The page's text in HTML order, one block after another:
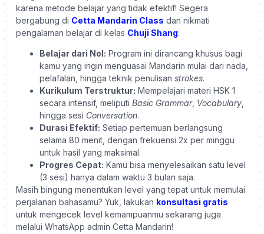
karena metode belajar yang tidak efektif! Segera
bergabung di Cetta Mandarin Class dan nikmati
pengalaman belajar di kelas Chuji Shang:
Belajar dari Nol: Program ini dirancang khusus bagi
kamu yang ingin menguasai Mandarin mulai dari nada,
pelafalan, hingga teknik penulisan strokes.
Kurikulum Terstruktur: Mempelajari materi HSK 1
secara intensif, meliputi Basic Grammar, Vocabulary
hingga sesi Conversation.
Durasi Efektif: Setiap pertemuan berlangsung
selama 80 menit, dengan frekuensi 2x per minggu
untuk hasil yang maksimal.
Progres Cepat: Kamu bisa menyelesaikan satu level
(3 sesi) hanya dalam waktu 3 bulan saja.
Masih bingung menentukan level yang tepat untuk memulai
perjalanan bahasamu? Yuk, lakukan konsultasi gratis
untuk mengecek level kemampuanmu sekarang juga
melalui WhatsApp admin Cetta Mandarin!